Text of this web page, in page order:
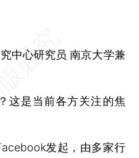
心研究员 南京大学兼
是当前各方关注的焦
发起，由多家行